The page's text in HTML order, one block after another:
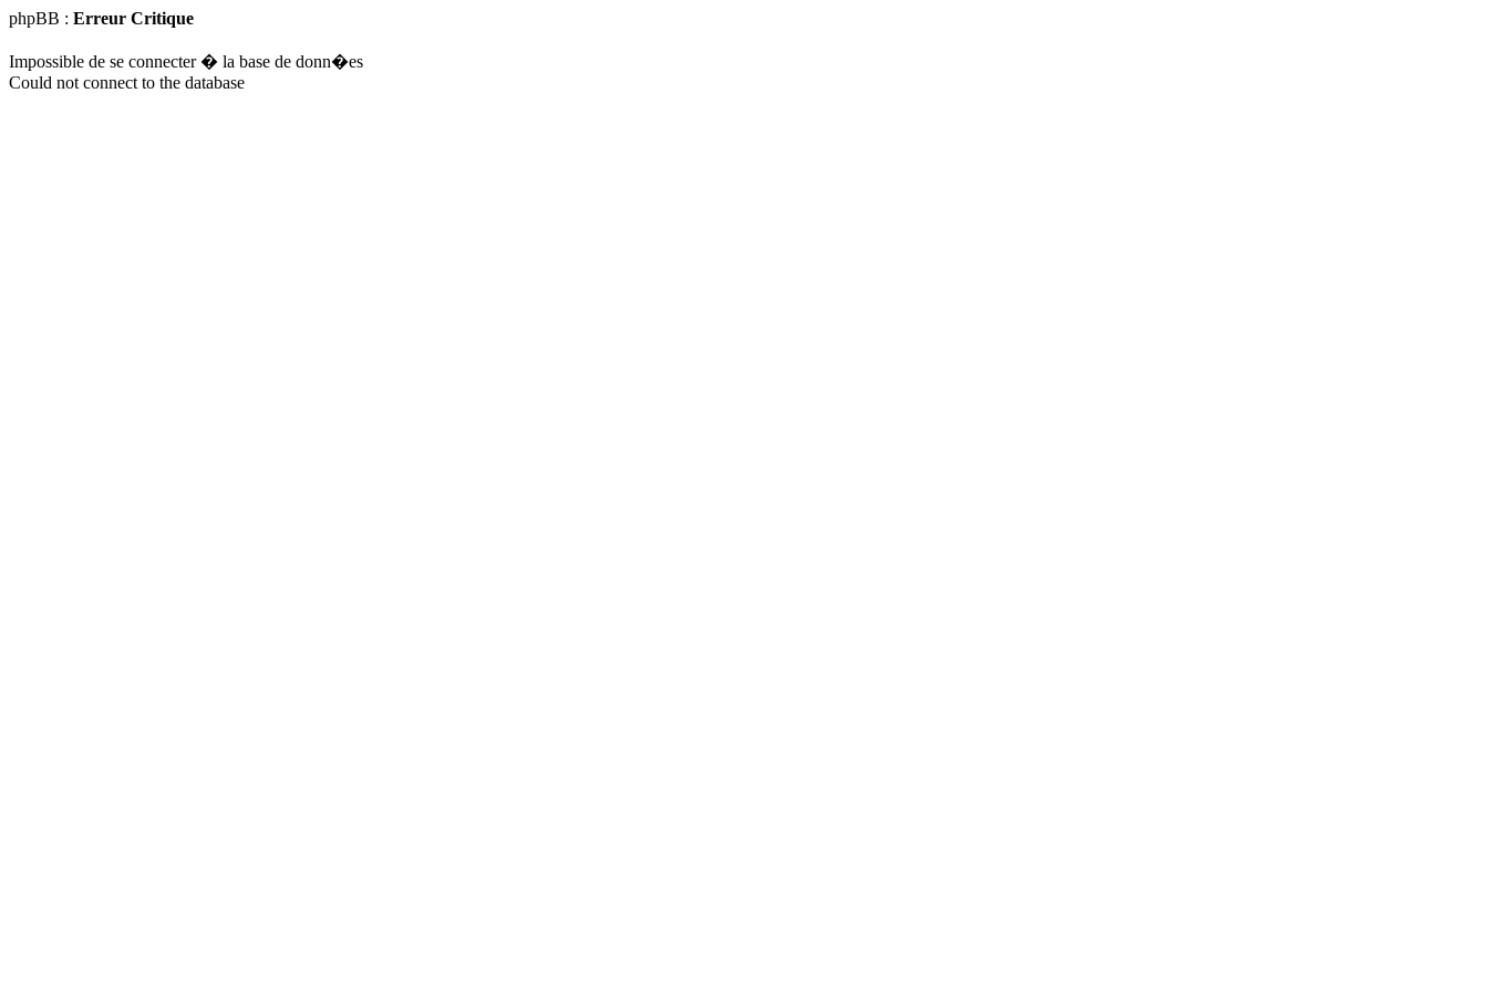
phpBB : Erreur Critique
Impossible de se connecter � la base de donn�es
Could not connect to the database